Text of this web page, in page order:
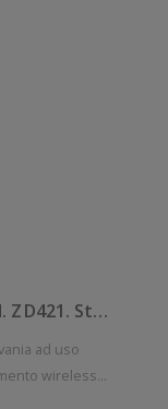
ZD4A042-D0EW02EZ Zebra Mod. ZD421. Stampante di etichette.
wireless